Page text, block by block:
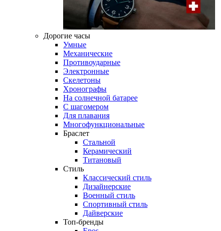
Дорогие часы
Умные
Механические
Противоударные
Электронные
Скелетоны
Хронографы
На солнечной батарее
С шагомером
Для плавания
Многофункциональные
Браслет
Стальной
Керамический
Титановый
Стиль
Классический стиль
Дизайнерские
Военный стиль
Спортивный стиль
Дайверские
Топ-бренды